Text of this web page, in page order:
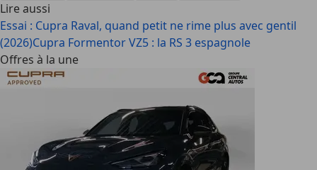
Lire aussi
Essai : Cupra Raval, quand petit ne rime plus avec gentil
(2026)Cupra Formentor VZ5 : la RS 3 espagnole
Offres à la une